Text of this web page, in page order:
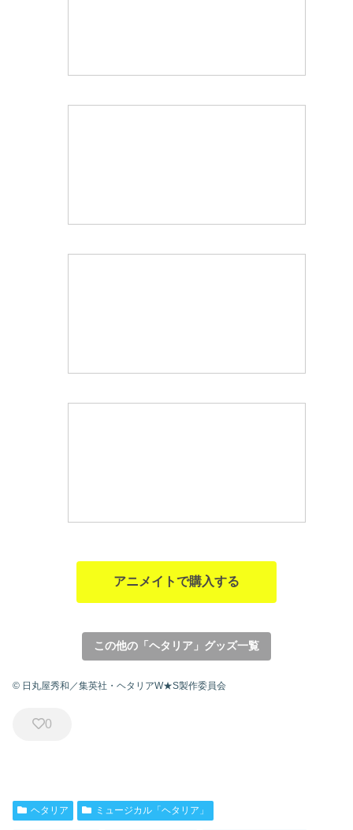
アニメイトで購入する
この他の「ヘタリア」グッズ一覧
© 日丸屋秀和／集英社・ヘタリアW★S製作委員会
0
ヘタリア ミュージカル「ヘタリア」